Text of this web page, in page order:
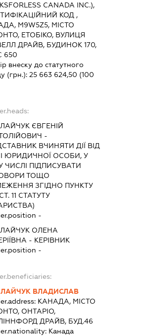
CANADA INC.),
КОД ,
M9W5Z5, МІСТО
ЕТОБІКО, ВУЛИЦЯ
ДРАЙВ, БУДИНОК 170,
650
внеску до статутного
(грн.):25 663 624,50 (100
ЄВГЕНІЙ
-
ВЧИНЯТИ ДІЇ ВІД
ЮРИДИЧНОЇ ОСОБИ, У
ЧИСЛІ ПІДПИСУВАТИ
ТОЩО
ЗГІДНО ПУНКТУ
СТ. 11 СТАТУТУ
-
ОЛЕНА
- КЕРІВНИК
-
ВЛАДИСЛАВ
КАНАДА, МІСТО
ОНТАРІО,
ДРАЙВ, БУД.46
Канада